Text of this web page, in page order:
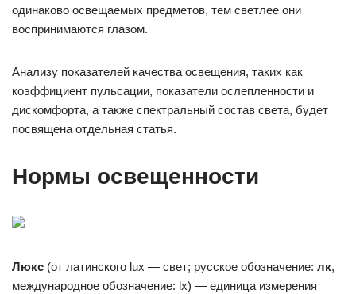
одинаково освещаемых предметов, тем светлее они
воспринимаются глазом.
Анализу показателей качества освещения, таких как
коэффициент пульсации, показатели ослепленности и
дискомфорта, а также спектральный состав света, будет
посвящена отдельная статья.
Нормы освещенности
Люкс (от латинского lux — свет; русское обозначение: лк,
международное обозначение: lx) — единица измерения